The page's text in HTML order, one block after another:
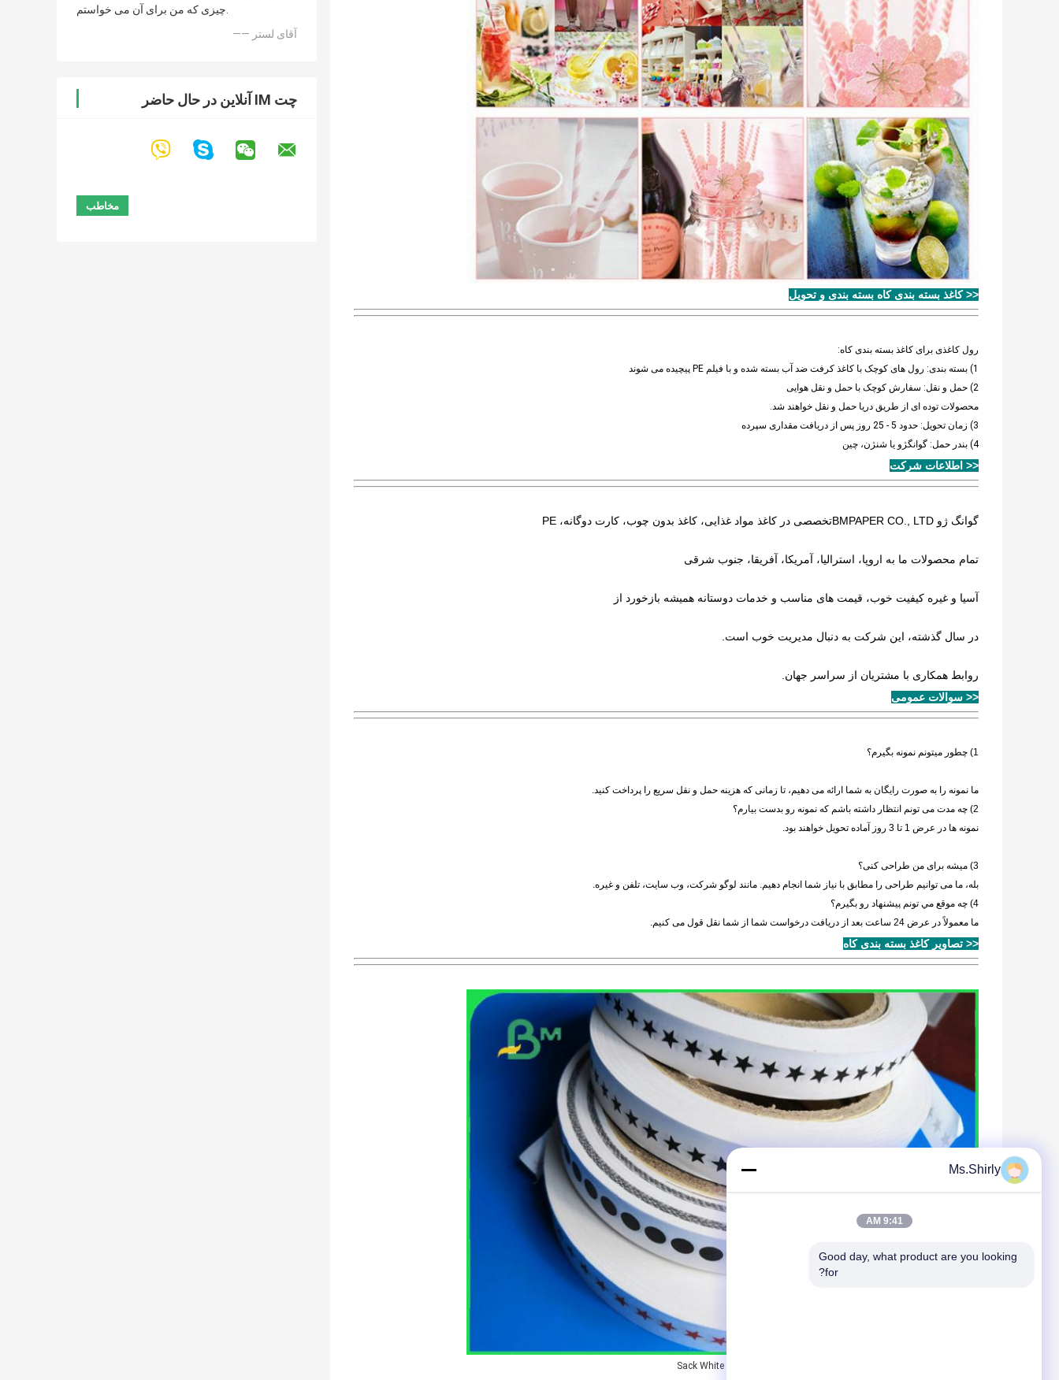
چیزی که من برای آن می خواستم.
—— آقای لستر
چت IM آنلاین در حال حاضر
<< کاغذ بسته بندی کاه بسته بندی و تحویل
رول کاغذی برای کاغذ بسته بندی کاه:
1) بسته بندی: رول های کوچک با کاغذ کرفت ضد آب بسته شده و با فیلم PE پیچیده می شوند
2) حمل و نقل: سفارش کوچک با حمل و نقل هوایی
محصولات توده ای از طریق دریا حمل و نقل خواهند شد.
3) زمان تحویل: حدود 5 - 25 روز پس از دریافت مقداری سپرده
4) بندر حمل: گوانگژو یا شنژن، چین
<< اطلاعات شرکت
گوانگ ژو BMPAPER CO., LTD تخصصی در کاغذ مواد غذایی، کاغذ بدون چوب، کارت دوگانه، PE
تمام محصولات ما به اروپا، استرالیا، آمریکا، آفریقا، جنوب شرقی
آسیا و غیره کیفیت خوب، قیمت های مناسب و خدمات دوستانه همیشه بازخورد از
در سال گذشته، این شرکت به دنبال مدیریت خوب است.
روابط همکاری با مشتریان از سراسر جهان.
<< سوالات عمومی
1) چطور ميتونم نمونه بگيرم؟
ما نمونه را به صورت رایگان به شما ارائه می دهیم، تا زمانی که هزینه حمل و نقل سریع را پرداخت کنید.
2) چه مدت می تونم انتظار داشته باشم که نمونه رو بدست بیارم؟
نمونه ها در عرض 1 تا 3 روز آماده تحویل خواهند بود.
3) میشه برای من طراحی کنی؟
بله، ما می توانیم طراحی را مطابق با نیاز شما انجام دهیم. مانند لوگو شرکت، وب سایت، تلفن و غیره.
4) چه موقع مي تونم پيشنهاد رو بگيرم؟
ما معمولاً در عرض 24 ساعت بعد از دریافت درخواست شما از شما نقل قول می کنیم.
<< تصاویر کاغذ بسته بندی کاه
Sack White Kraft Paper
Ms.Shirly
9:41 AM
Good day, what product are you looking
for?